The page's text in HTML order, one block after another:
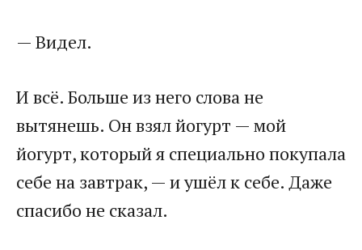
— Видел.
И всё. Больше из него слова не
вытянешь. Он взял йогурт — мой
йогурт, который я специально покупала
себе на завтрак, — и ушёл к себе. Даже
спасибо не сказал.